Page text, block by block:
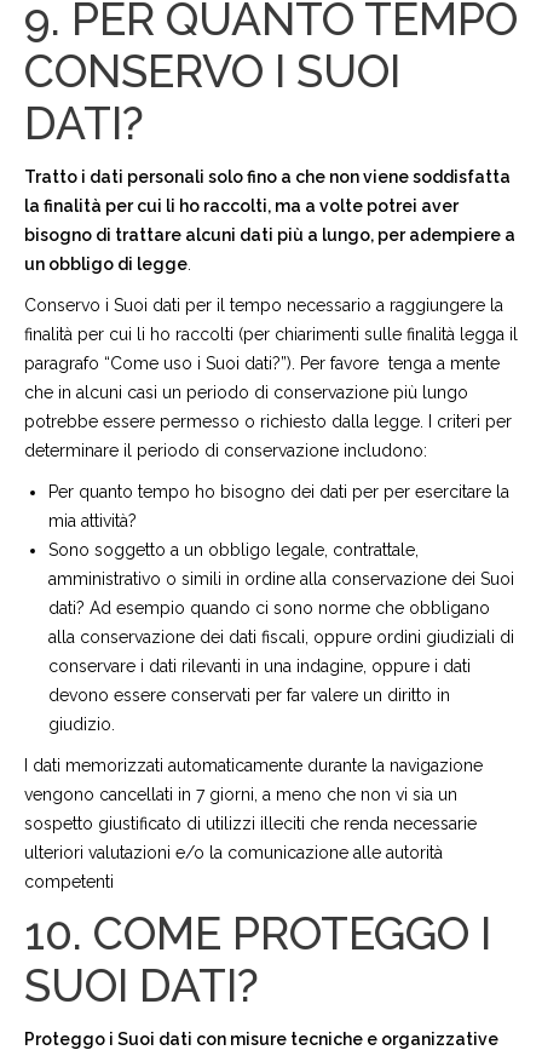
9. PER QUANTO TEMPO
CONSERVO I SUOI
DATI?
Tratto i dati personali solo fino a che non viene soddisfatta
la finalità per cui li ho raccolti, ma a volte potrei aver
bisogno di trattare alcuni dati più a lungo, per adempiere a
un obbligo di legge
Conservo i Suoi dati per il tempo necessario a raggiungere la
finalità per cui li ho raccolti (per chiarimenti sulle finalità legga il
paragrafo “Come uso i Suoi dati?”). Per favore tenga a mente
che in alcuni casi un periodo di conservazione più lungo
potrebbe essere permesso o richiesto dalla legge. I criteri per
determinare il periodo di conservazione includono:
Per quanto tempo ho bisogno dei dati per per esercitare la
mia attività?
Sono soggetto a un obbligo legale, contrattale,
amministrativo o simili in ordine alla conservazione dei Suoi
dati? Ad esempio quando ci sono norme che obbligano
alla conservazione dei dati fiscali, oppure ordini giudiziali di
conservare i dati rilevanti in una indagine, oppure i dati
devono essere conservati per far valere un diritto in
giudizio.
I dati memorizzati automaticamente durante la navigazione
vengono cancellati in 7 giorni, a meno che non vi sia un
sospetto giustificato di utilizzi illeciti che renda necessarie
ulteriori valutazioni e/o la comunicazione alle autorità
competenti
10. COME PROTEGGO I
SUOI DATI?
Proteggo i Suoi dati con misure tecniche e organizzative